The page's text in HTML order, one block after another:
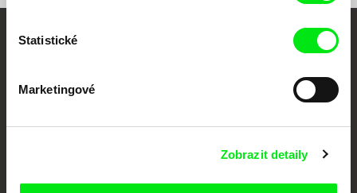
Statistické
Marketingové
Zobrazit detaily
dokumentární kino